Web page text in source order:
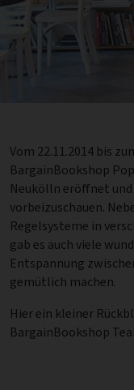
Vom 22.11.2014 bis
BargainBookshop
Neukölln eröffnet
vorbeizuschauen.
Regelsysteme in
gab es auch viele
Entspannung
gemütlich machen.
Hier ein kleiner
BargainBookshop